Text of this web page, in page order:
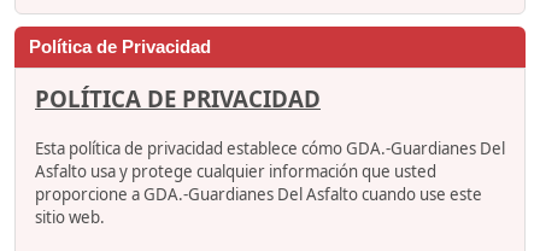
Política de Privacidad
POLÍTICA DE PRIVACIDAD
Esta política de privacidad establece cómo GDA.-Guardianes Del
Asfalto usa y protege cualquier información que usted
proporcione a GDA.-Guardianes Del Asfalto cuando use este
sitio web.